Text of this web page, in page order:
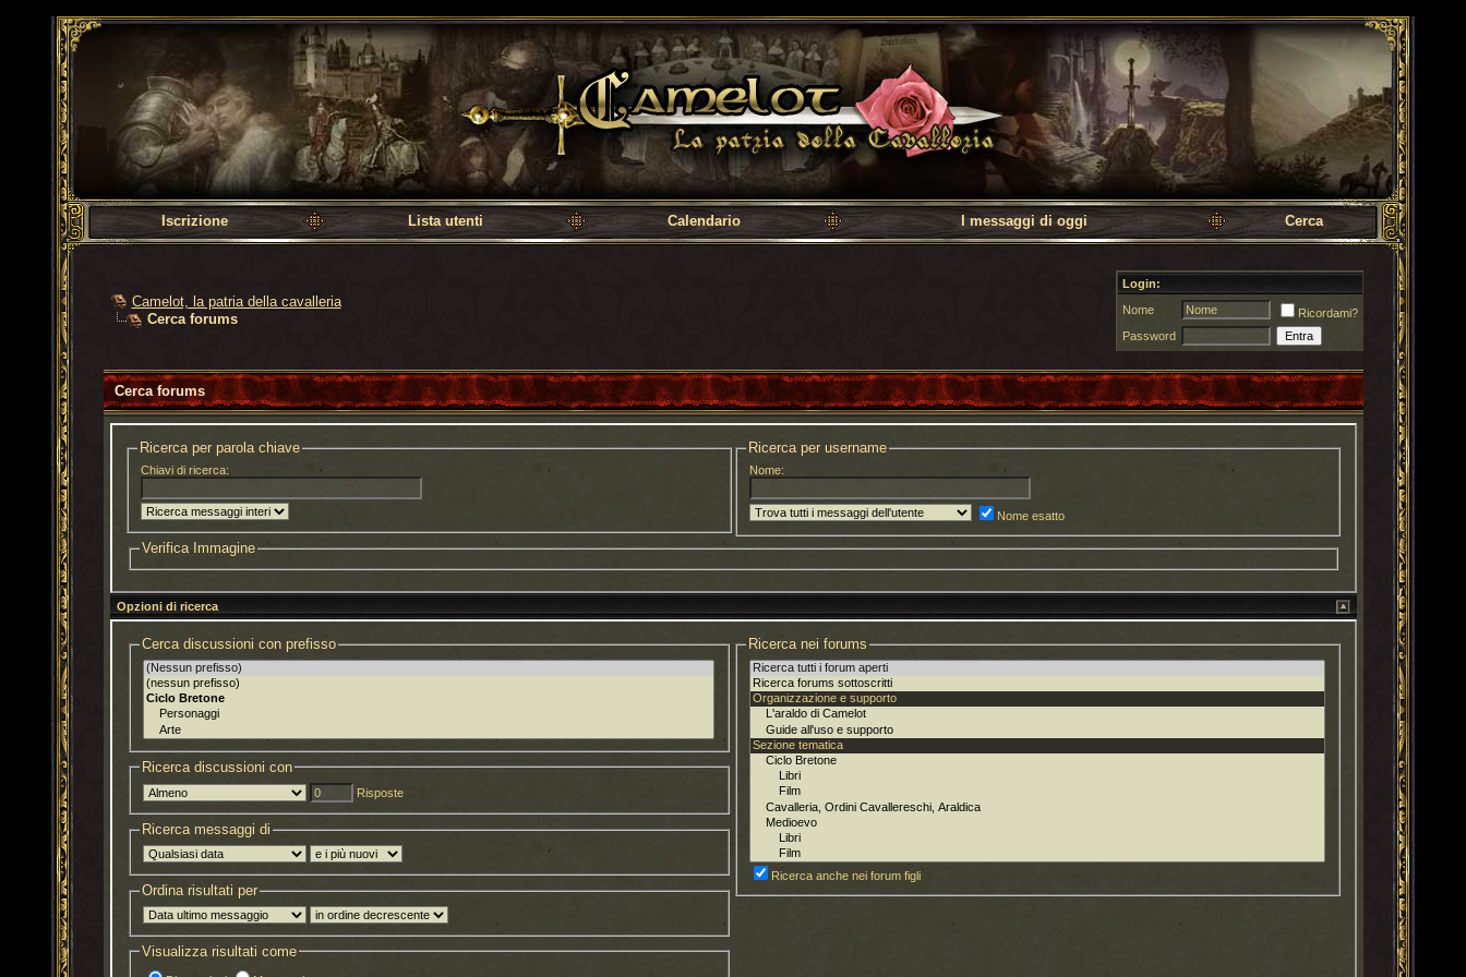
Camelot, la patria della cavalleria
Iscrizione Lista utenti Calendario I messaggi di oggi Cerca
Camelot, la patria della cavalleria
Cerca forums
Login:
Nome
Ricordami?
Password
Cerca forums
Ricerca per parola chiave
Chiavi di ricerca:
Ricerca per username
Nome:
Nome esatto
Verifica Immagine
Opzioni di ricerca
Cerca discussioni con prefisso
Ricerca discussioni con
Risposte
Ricerca messaggi di
Ordina risultati per
Visualizza risultati come
Ricerca nei forums
Ricerca anche nei forum figli